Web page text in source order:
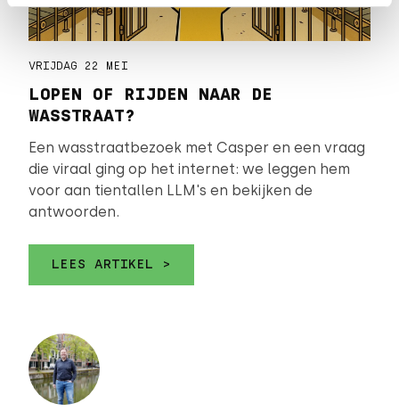
VRIJDAG 22 MEI
LOPEN OF RIJDEN NAAR DE
WASSTRAAT?
Een wasstraatbezoek met Casper en een vraag
die viraal ging op het internet: we leggen hem
voor aan tientallen LLM's en bekijken de
antwoorden.
LEES ARTIKEL >